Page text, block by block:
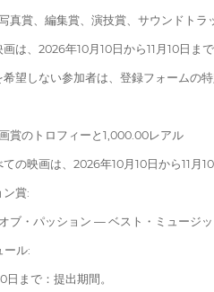
真賞、編集賞、演技賞、サウンドトラ
は、2026年10月10日から11月10日ま
望しない参加者は、登録フォームの
賞のトロフィーと1,000.00レアル
の映画は、2026年10月10日から11月
ン賞:
ブ・パッション — ベスト・ミュージ
ール:
まで：提出期間。